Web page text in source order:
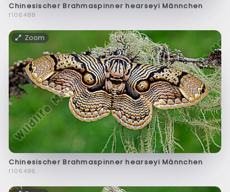
Chinesischer Brahmaspinner hearseyi Männchen
f106488
Zoom
Chinesischer Brahmaspinner hearseyi Männchen
f106486